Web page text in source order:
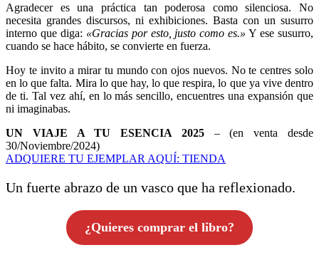
Agradecer es una práctica tan poderosa como silenciosa. No
necesita grandes discursos, ni exhibiciones. Basta con un susurro
interno que diga: «Gracias por esto, justo como es.» Y ese susurro,
cuando se hace hábito, se convierte en fuerza.
Hoy te invito a mirar tu mundo con ojos nuevos. No te centres solo
en lo que falta. Mira lo que hay, lo que respira, lo que ya vive dentro
de ti. Tal vez ahí, en lo más sencillo, encuentres una expansión que
ni imaginabas.
UN VIAJE A TU ESENCIA 2025– (en venta desde
30/Noviembre/2024)
ADQUIERE TU EJEMPLAR AQUÍ: TIENDA
Un fuerte abrazo de un vasco que ha reflexionado.
¿Quieres comprar el libro?